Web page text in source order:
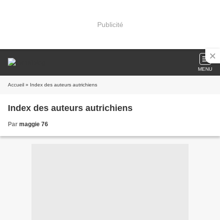
Publicité
MENU
Accueil » Index des auteurs autrichiens
Index des auteurs autrichiens
Par maggie 76